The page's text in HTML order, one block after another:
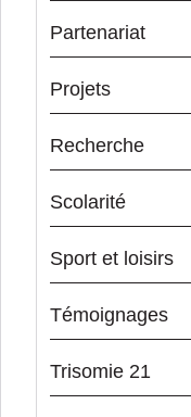
Partenariat
Projets
Recherche
Scolarité
Sport et loisirs
Témoignages
Trisomie 21